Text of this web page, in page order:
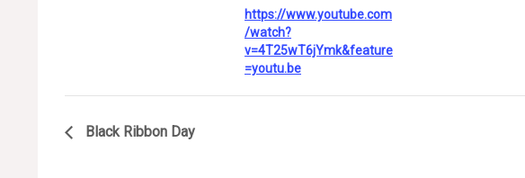
https://www.youtube.com
/watch?
v=4T25wT6jYmk&feature
=youtu.be
Black Ribbon Day